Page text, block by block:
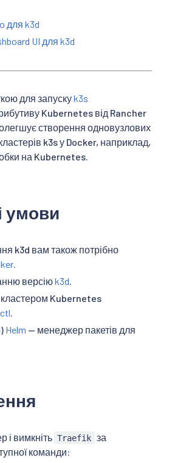
для k3d
UI для k3d
для запускуk3s
Kubernetes від Rancher
створення одновузлових
k3s у Docker, наприклад,
на Kubernetes.
умови
k3d вам також потрібно
версіюk3d
кластером Kubernetes
Helm — менеджер пакетів для
і вимкніть Traefik за
команди: